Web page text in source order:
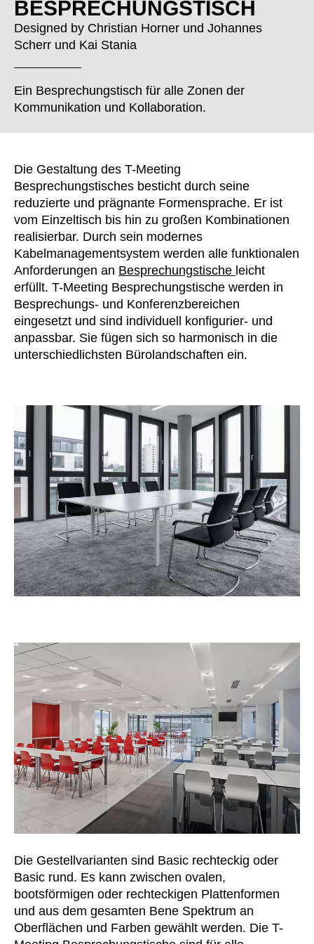
Finnland(FI)
Frankreich(FR)
Ghana(GH)
Griechenland
Großbritannien(GB)
Guinea(GN)
Indonesien(ID)
Iran(IR)
Irland(IE)
Israel
Italien(IT)
Japan(JP)
Jordanien(JO)
Kanada(CA)
Kasachstan (KZ)
Kenia(KE)
Lettland(LV)
Liechtenstein
Litauen(LT)
Luxemburg (LU)
Malaysia(MY)
Marokko(MA)
Mauretanien(MR)
Neuseeland(NZ)
Niederlande(NL)
Nigeria(NG)
Oman(OM)
Philippinen (PH)
Polen (PL)
Portugal (PT)
Qatar(QA)
Rest der Welt()
Rumänien(RO)
Russland(RU)
Saudi-Arabien
Schweiz(CH)
Senegal (SN)
Serbien(RS)
Singapur
BESPRECHUNGSTISCH
Designed by Christian Horner und Johannes
Scherr und Kai Stania
Ein Besprechungstisch für alle Zonen der
Kommunikation und Kollaboration.
Die Gestaltung des T-Meeting
Besprechungstisches besticht durch seine
reduzierte und prägnante Formensprache. Er ist
vom Einzeltisch bis hin zu großen Kombinationen
realisierbar. Durch sein modernes
Kabelmanagementsystem werden alle funktionalen
Anforderungen an Besprechungstische leicht
erfüllt. T-Meeting Besprechungstische werden in
Besprechungs- und Konferenzbereichen
eingesetzt und sind individuell konfigurier- und
anpassbar. Sie fügen sich so harmonisch in die
unterschiedlichsten Bürolandschaften ein.
Die Gestellvarianten sind Basic rechteckig oder
Basic rund. Es kann zwischen ovalen,
bootsförmigen oder rechteckigen Plattenformen
und aus dem gesamten Bene Spektrum an
Oberflächen und Farben gewählt werden. Die T-